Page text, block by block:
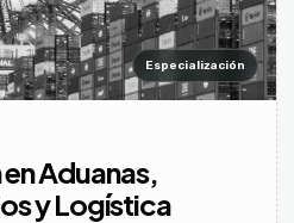
Especialización
Aduanas,
y Logística